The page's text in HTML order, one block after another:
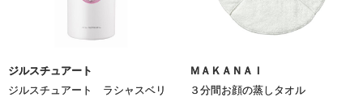
ジルスチュアート
ジルスチュアート ラシャスベリ
ＭＡＫＡＮＡＩ
３分間お顔の蒸しタオル